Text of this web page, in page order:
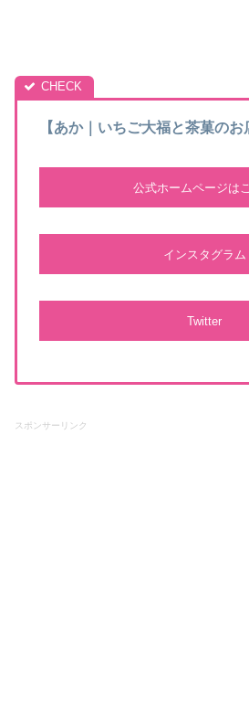
【あか｜いちご大福と茶菓のお
公式ホームページは
インスタグラム
Twitter
スポンサーリンク